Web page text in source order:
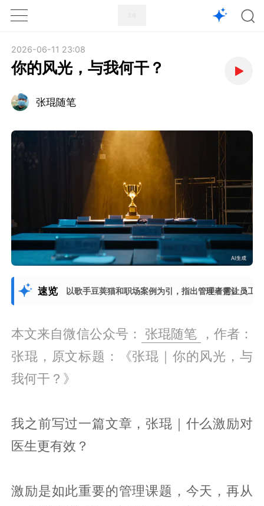
1X
2026-06-11 23:08
你的风光，与我何干？
张琨随笔
速览 以歌手豆荚猫和职场案例为引，指出管理者需让员工
展开更多
本文来自微信公众号： 张琨随笔
，作者：
张琨，原文标题：《张琨｜你的风光，与
我何干？》
我之前写过一篇文章，张琨｜什么激励对
医生更有效？
激励是如此重要的管理课题，今天，再从